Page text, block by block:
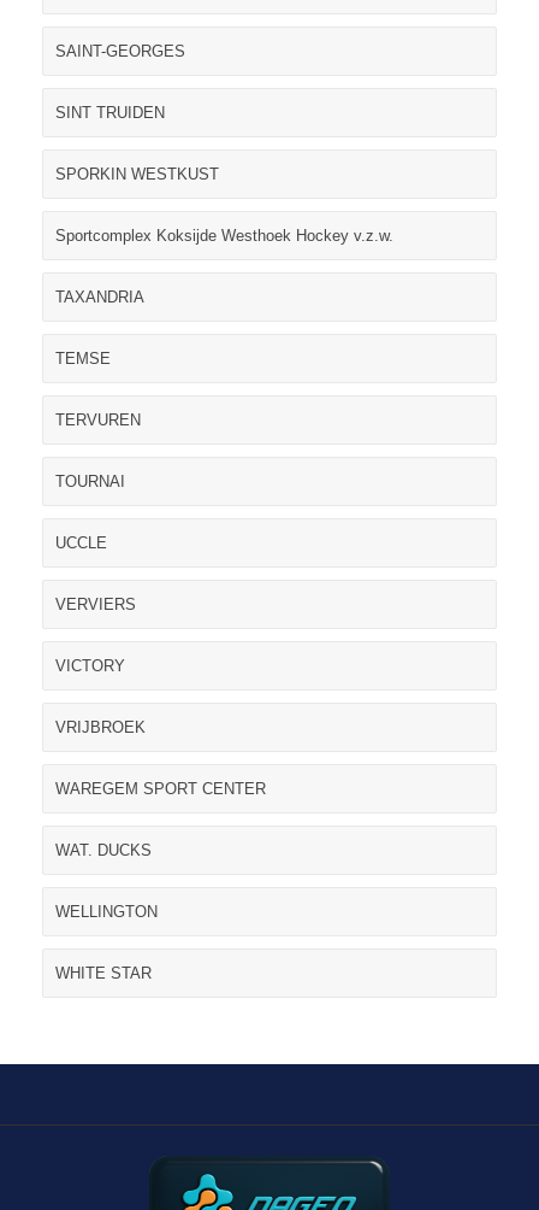
SAINT-GEORGES
SINT TRUIDEN
SPORKIN WESTKUST
Sportcomplex Koksijde Westhoek Hockey v.z.w.
TAXANDRIA
TEMSE
TERVUREN
TOURNAI
UCCLE
VERVIERS
VICTORY
VRIJBROEK
WAREGEM SPORT CENTER
WAT. DUCKS
WELLINGTON
WHITE STAR